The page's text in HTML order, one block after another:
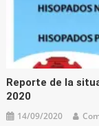
Reporte de la
2020
14/09/2020